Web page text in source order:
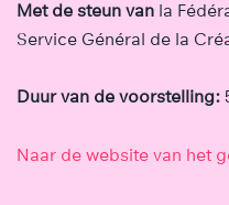
Met de steun van la
Service Général de la
Duur van de voorstelling:
Naar de website van het